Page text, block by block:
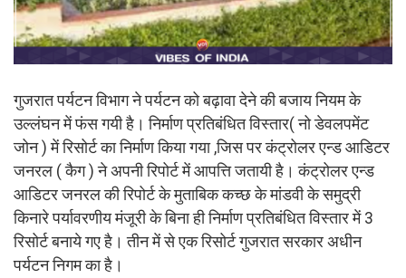
गुजरात पर्यटन विभाग ने पर्यटन को बढ़ावा देने की बजाय नियम के
उल्लंघन में फंस गयी है। निर्माण प्रतिबंधित विस्तार( नो डेवलपमेंट
जोन ) में रिसोर्ट का निर्माण किया गया ,जिस पर कंट्रोलर एन्ड आडिटर
जनरल ( कैग ) ने अपनी रिपोर्ट में आपत्ति जतायी है। कंट्रोलर एन्ड
आडिटर जनरल की रिपोर्ट के मुताबिक कच्छ के मांडवी के समुद्री
किनारे पर्यावरणीय मंजूरी के बिना ही निर्माण प्रतिबंधित विस्तार में 3
रिसोर्ट बनाये गए है। तीन में से एक रिसोर्ट गुजरात सरकार अधीन
पर्यटन निगम का है।